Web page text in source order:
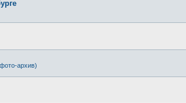
архив)